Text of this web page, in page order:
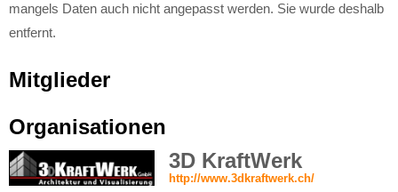
mangels Daten auch nicht angepasst werden. Sie wurde deshalb
entfernt.
Mitglieder
Organisationen
3D KraftWerk
http://www.3dkraftwerk.ch/